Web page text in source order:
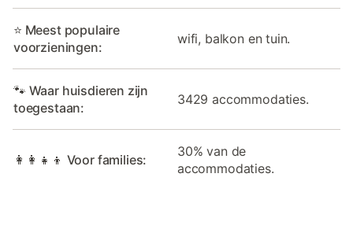
⭐ Meest populaire
voorzieningen:
wifi, balkon en tuin.
🐾 Waar huisdieren zijn
toegestaan:
3429 accommodaties.
👩‍👩‍👧‍👦 Voor families:
30% van de
accommodaties.